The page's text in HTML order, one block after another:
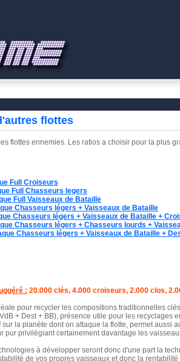
flottes
flottes ennemies. Les ratios a choisir pour la plus
Full Croiseurs
Full Chasseurs legers
Full Vaisseaux de Bataille
Chasseurs légers + Vaisseaux de Bataille
Chasseurs légers + Vaisseaux de Bataille +
Chasseurs légers + Chasseurs lourds +
Chasseurs légers + Vaisseaux de Bataille +
: 20.000 clés, 4.000 croiseurs, 2.000 clos,
pour recycler les compositions traditionnelles
+ Dest + BB), présence utile pour les
sur la planète dont on attaque la flotte, permet aussi
privilégiant certainement davantage les
à développer seront donc d'une part la
de vos propres vaisseaux et donc la